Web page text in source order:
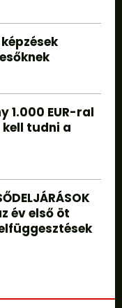
1.000 EUR-ral
tudni a
év első öt